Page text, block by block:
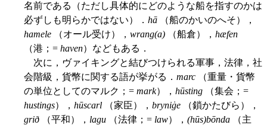
名前である（ただし具体的にどのような船を指すのかは
必ずしも明らかではない）． hā （船のかいのへそ），
hamele （オール受け）， wrang(a) （船倉）， hæfen
（港；= haven）などもある．
次に，ヴァイキングと結びつけられる軍事，法律，社
会階級，貨幣に関する語が挙がる． marc （重量・貨幣
の単位としてのマルク；= mark）， hūsting （集会；=
hustings）， hūscarl （家臣）， bryniġe （鎖かたびら），
grið （平和）， lagu （法律；= law）， (hūs)bōnda （主